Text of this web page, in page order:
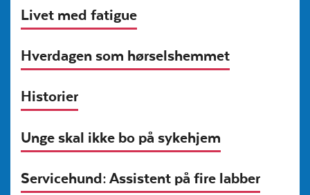
Livet med fatigue
Hverdagen som hørselshemmet
Historier
Unge skal ikke bo på sykehjem
Servicehund: Assistent på fire labber